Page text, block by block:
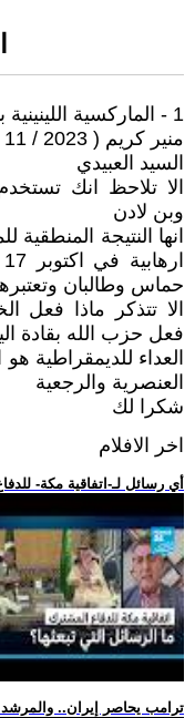
1 - الماركسية اللينينية بدأت رجعية وانتهت رجعية
منير كريم ( 2023 / 11 / 14 - 15:46 )
السيد العبيدي
الا تلاحظ انك
وبن لادن
انها النتيجة المنطقية
حماس وطالبان
الا تتذكر ماذا فعل
فعل حزب الله بقادة
العداء للديمقراطية
العنصرية والرجعية
شكرا لك
اخر الافلام
.. أي رسائل لـ-اتفاقية مكة-
.. ترامب يحاصر إيران..